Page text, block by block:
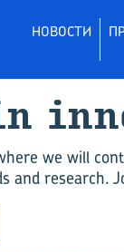
НОВОСТИ
we will
and research.